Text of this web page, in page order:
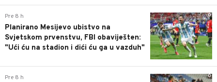
0
Pre 8 h
Planirano Mesijevo ubistvo na
Svjetskom prvenstvu, FBI obaviješten:
"Ući ću na stadion i dići ću ga u vazduh"
0
Pre 8 h